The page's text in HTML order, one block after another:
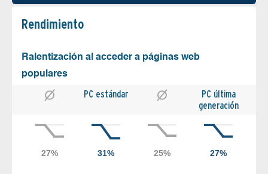
Rendimiento
Ralentización al acceder a páginas web
populares
PC estándar
PC última
generación